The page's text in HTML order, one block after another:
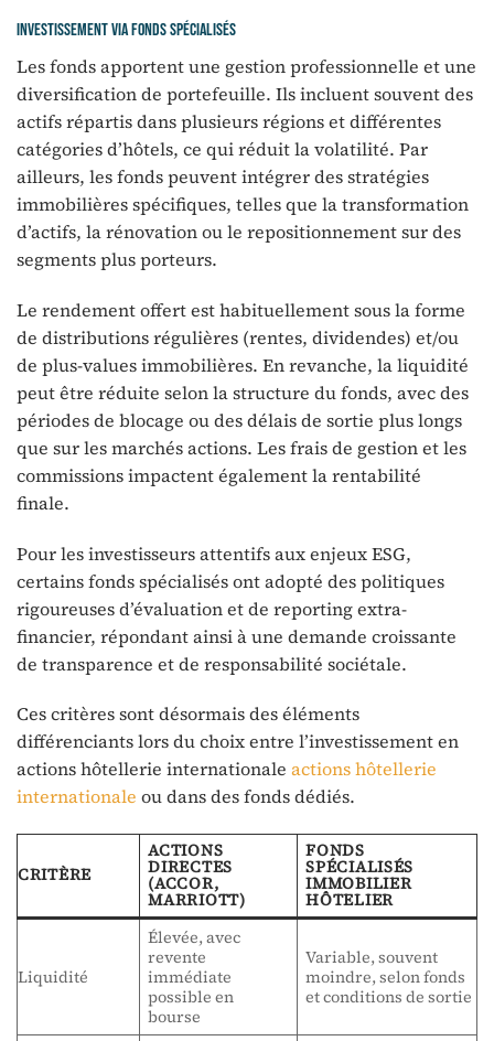
Investissement via fonds spécialisés
Les fonds apportent une gestion professionnelle et une
diversification de portefeuille. Ils incluent souvent des
actifs répartis dans plusieurs régions et différentes
catégories d’hôtels, ce qui réduit la volatilité. Par
ailleurs, les fonds peuvent intégrer des stratégies
immobilières spécifiques, telles que la transformation
d’actifs, la rénovation ou le repositionnement sur des
segments plus porteurs.
Le rendement offert est habituellement sous la forme
de distributions régulières (rentes, dividendes) et/ou
de plus-values immobilières. En revanche, la liquidité
peut être réduite selon la structure du fonds, avec des
périodes de blocage ou des délais de sortie plus longs
que sur les marchés actions. Les frais de gestion et les
commissions impactent également la rentabilité
finale.
Pour les investisseurs attentifs aux enjeux ESG,
certains fonds spécialisés ont adopté des politiques
rigoureuses d’évaluation et de reporting extra-
financier, répondant ainsi à une demande croissante
de transparence et de responsabilité sociétale.
Ces critères sont désormais des éléments
différenciants lors du choix entre l’investissement en
actions hôtellerie internationale actions hôtellerie
internationale ou dans des fonds dédiés.
CRITÈRE
ACTIONS
DIRECTES
(ACCOR,
MARRIOTT)
FONDS
SPÉCIALISÉS
IMMOBILIER
HÔTELIER
Liquidité
Élevée, avec
revente
immédiate
possible en
bourse
Variable, souvent
moindre, selon fonds
et conditions de sortie